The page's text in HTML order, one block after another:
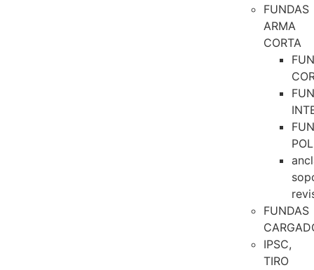
FUNDAS
ARMA
CORTA
FUNDAS
IPSC,
TIRO